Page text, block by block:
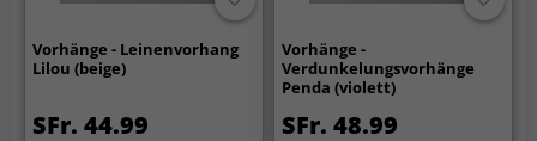
Vorhänge - Leinenvorhang
Lilou (beige)
SFr. 44.99
Vorhänge -
Verdunkelungsvorhänge
Penda (violett)
SFr. 48.99